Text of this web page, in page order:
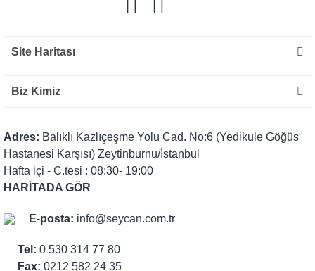
Site Haritası
Biz Kimiz
Adres: Balıklı Kazlıçeşme Yolu Cad. No:6 (Yedikule Göğüs
Hastanesi Karşısı) Zeytinburnu/İstanbul
Hafta içi - C.tesi : 08:30- 19:00
HARİTADA GÖR
E-posta: info@seycan.com.tr
Tel: 0 530 314 77 80
Fax: 0212 582 24 35